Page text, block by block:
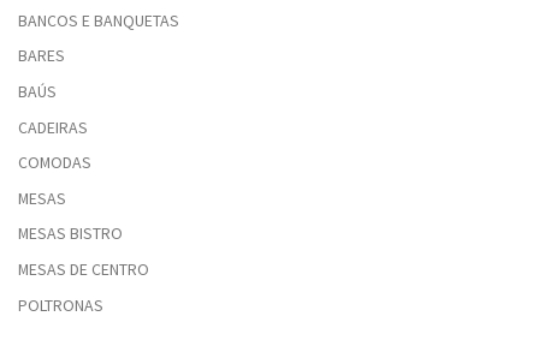
BANCOS E BANQUETAS
BARES
BAÚS
CADEIRAS
COMODAS
MESAS
MESAS BISTRO
MESAS DE CENTRO
POLTRONAS